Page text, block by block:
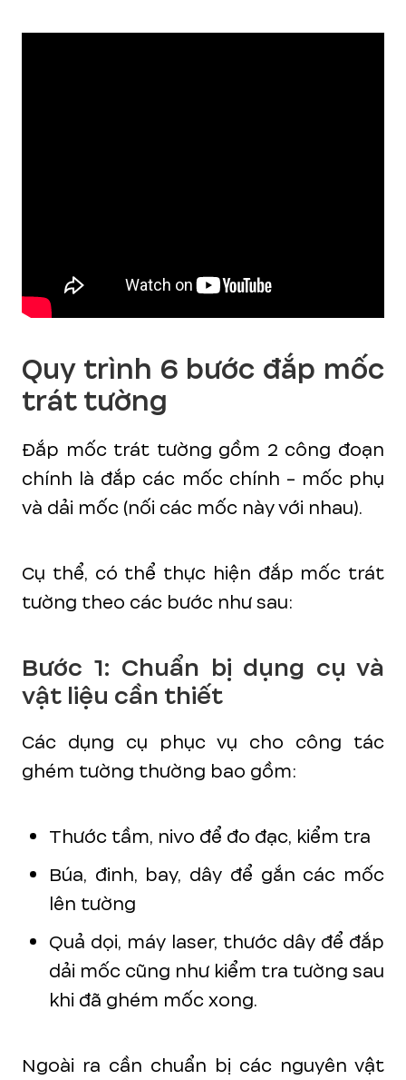
Quy trình 6 bước đắp mốc
trát tường
Đắp mốc trát tường gồm 2 công đoạn
chính là đắp các mốc chính - mốc phụ
và dải mốc (nối các mốc này với nhau).
Cụ thể, có thể thực hiện đắp mốc trát
tường theo các bước như sau:
Bước 1: Chuẩn bị dụng cụ và
vật liệu cần thiết
Các dụng cụ phục vụ cho công tác
ghém tường thường bao gồm:
Thước tầm, nivo để đo đạc, kiểm tra
Búa, đinh, bay, dây để gắn các mốc
lên tường
Quả dọi, máy laser, thước dây để đắp
dải mốc cũng như kiểm tra tường sau
khi đã ghém mốc xong.
Ngoài ra cần chuẩn bị các nguyên vật